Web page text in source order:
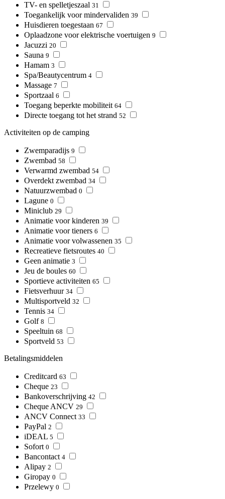
TV- en spelletjeszaal 31
Toegankelijk voor mindervaliden 39
Huisdieren toegestaan 67
Oplaadzone voor elektrische voertuigen 9
Jacuzzi 20
Sauna 9
Hamam 3
Spa/Beautycentrum 4
Massage 7
Sportzaal 6
Toegang beperkte mobiliteit 64
Directe toegang tot het strand 52
Activiteiten op de camping
Zwemparadijs 9
Zwembad 58
Verwarmd zwembad 54
Overdekt zwembad 34
Natuurzwembad 0
Lagune 0
Miniclub 29
Animatie voor kinderen 39
Animatie voor tieners 6
Animatie voor volwassenen 35
Recreatieve fietsroutes 40
Geen animatie 3
Jeu de boules 60
Sportieve activiteiten 65
Fietsverhuur 34
Multisportveld 32
Tennis 34
Golf 8
Speeltuin 68
Sportveld 53
Betalingsmiddelen
Creditcard 63
Cheque 23
Bankoverschrijving 42
Cheque ANCV 29
ANCV Connect 33
PayPal 2
iDEAL 5
Sofort 0
Bancontact 4
Alipay 2
Giropay 0
Przelewy 0